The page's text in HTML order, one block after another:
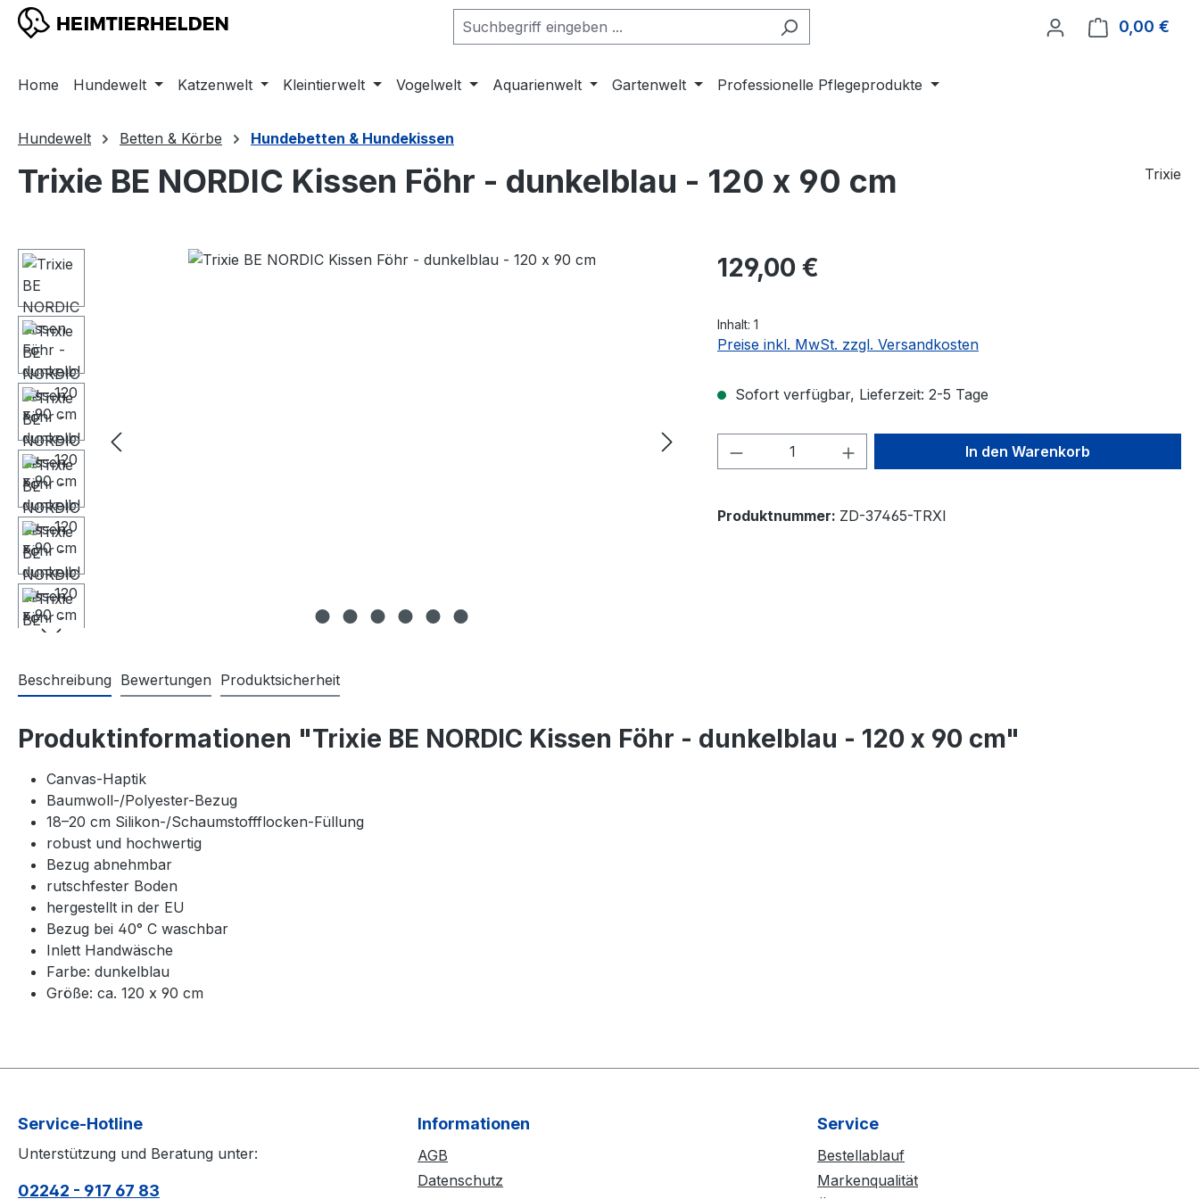
Hauptinhalt springen
Zur Suche springen
Zur Hauptnavigation springen 0,00 €
Home Hundewelt Katzenwelt Kleintierwelt Vogelwelt Aquarienwelt Gartenwelt Professionelle Pflegeprodukte
Hundewelt Betten & Körbe Hundebetten & Hundekissen
Trixie BE NORDIC Kissen Föhr - dunkelblau - 120 x 90 cm Trixie
Bildergalerie überspringen Regulärer Preis:
129,00 €
Inhalt: 1
Preise inkl. MwSt. zzgl. Versandkosten
Sofort verfügbar, Lieferzeit: 2-5 Tage
Produkt Anzahl: Gib den gewünschten Wert
In den Warenkorb
Produktnummer: ZD-37465-TRXI
Beschreibung Bewertungen Produktsicherheit
Produktinformationen "Trixie BE NORDIC Kissen Föhr - dunkelblau - 120 x 90 cm"
Canvas-Haptik
Baumwoll-/Polyester-Bezug
18–20 cm Silikon-/Schaumstoffflocken-Füllung
robust und hochwertig
Bezug abnehmbar
rutschfester Boden
hergestellt in der EU
Bezug bei 40° C waschbar
Inlett Handwäsche
Farbe: dunkelblau
Größe: ca. 120 x 90 cm
Service-Hotline
Unterstützung und Beratung unter:
02242 - 917 67 83
Informationen
AGB
Datenschutz
Service
Bestellablauf
Markenqualität